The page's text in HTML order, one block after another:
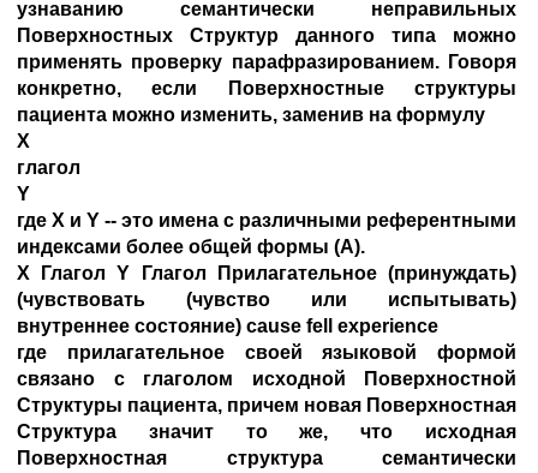
узнаванию семантически неправильных
Поверхностных Структур данного типа можно
применять проверку парафразированием. Говоря
конкретно, если Поверхностные структуры
пациента можно изменить, заменив на формулу
X
глагол
Y
где X и Y -- это имена с различными референтными
индексами более общей формы (А).
X Глагол Y Глагол Прилагательное (принуждать)
(чувствовать (чувство или испытывать)
внутреннее состояние) cause fell experience
где прилагательное своей языковой формой
связано с глаголом исходной Поверхностной
Структуры пациента, причем новая Поверхностная
Структура значит то же, что исходная
Поверхностная структура семантически